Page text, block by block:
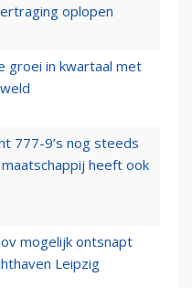
oplopen
groei in kwartaal met
777-9’s nog steeds
heeft ook
mogelijk ontsnapt
Leipzig